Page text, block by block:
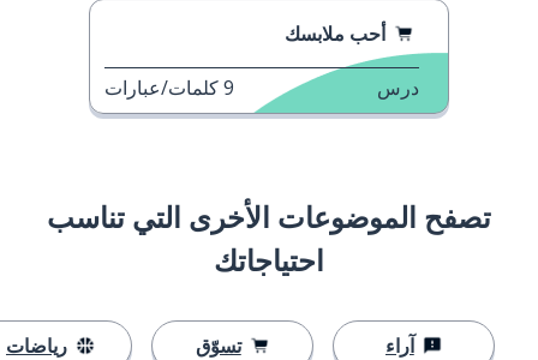
أحب ملابسك
درس 9كلمات/عبارات
تصفح الموضوعات الأخرى التي تناسب
احتياجاتك
آراء تسوّق رياضات